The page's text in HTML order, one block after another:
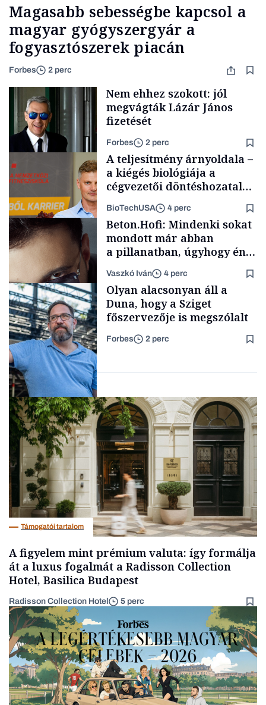
Magasabb sebességbe kapcsol a
magyar gyógyszergyár a
fogyasztószerek piacán
Forbes 2 perc
Politika
Nem ehhez szokott: jól
megvágták Lázár János
fizetését
Forbes 2 perc
Content Lab HUB
A teljesítmény árnyoldala –
a kiégés biológiája a
cégvezetői döntéshozatal
BioTechUSA 4 perc
Forbes-sztori
Beton.Hofi: Mindenki sokat
mondott már abban
a pillanatban, úgyhogy én
gondolataimat akartam
kimondani
Vaszkó Iván 4 perc
Társadalom
Olyan alacsonyan áll a
Duna, hogy a Sziget
főszervezője is megszólalt
Forbes 2 perc
Támogatói tartalom
A figyelem mint prémium valuta: így formálja
át a luxus fogalmát a Radisson Collection
Hotel, Basilica Budapest
Radisson Collection Hotel 5 perc